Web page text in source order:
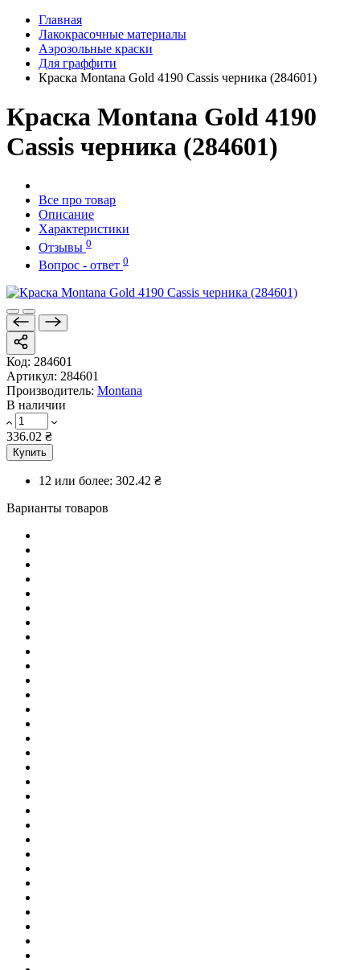
Главная
Лакокрасочные материалы
Аэрозольные краски
Для граффити
Краска Montana Gold 4190 Cassis черника (284601)
Краска Montana Gold 4190
Cassis черника (284601)
Все про товар
Описание
Характеристики
Отзывы 0
Вопрос - ответ 0
Код: 284601
Артикул: 284601
Производитель: Montana
В наличии
336.02 ₴
Купить
12 или более: 302.42 ₴
Варианты товаров